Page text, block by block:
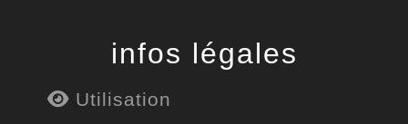
infos légales
Utilisation